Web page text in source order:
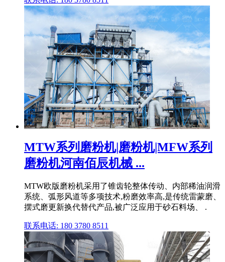
MTW系列磨粉机|磨粉机|MFW系列
磨粉机河南佰辰机械 ...
MTW欧版磨粉机采用了锥齿轮整体传动、内部稀油润滑
系统、弧形风道等多项技术,粉磨效率高,是传统雷蒙磨、
摆式磨更新换代替代产品,被广泛应用于砂石料场、 .
联系电话: 180 3780 8511